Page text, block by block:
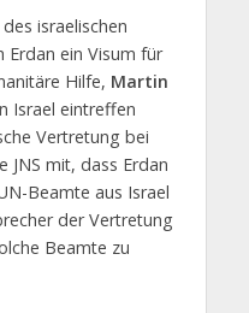
israelischen
Erdan ein Visum für
Hilfe, Martin
Israel eintreffen
Vertretung bei
JNS mit, dass Erdan
Beamte aus Israel
der Vertretung
Beamte zu